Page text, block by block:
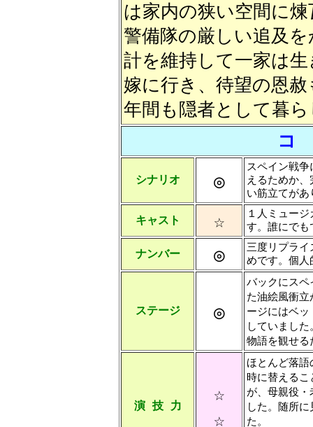
は家内の狭い空間に
警備隊の厳しい追及
計を維持して一家は
嫁に行き、待望の恩
年間も隠者として暮
コ
シナリオ ◎
スペイン戦
えるためか
い筋立てが
キャスト ☆
１人ミュー
す。誰にでも
ナンバー ◎
三度リプライ
めです。個人
ステージ ◎
バックにスペ
た油絵風衝
ージにはベ
していました
物語を観せる
演 技 力
☆
☆
ほとんど落語
時に替えるこ
が、母親役
した。随所
た。